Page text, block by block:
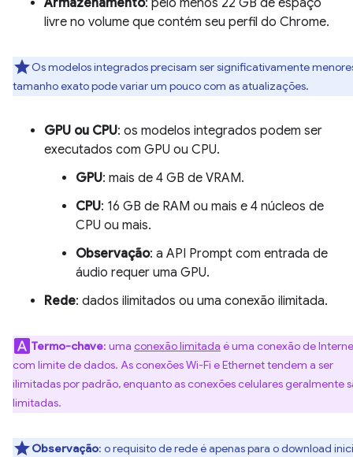
Armazenamento: pelo menos 22 GB de espaço
livre no volume que contém seu perfil do Chrome.
Os modelos integrados precisam ser significativamente
tamanho exato pode variar um pouco com as atualizações.
GPU ou CPU: os modelos integrados podem ser
executados com GPU ou CPU.
GPU: mais de 4 GB de VRAM.
CPU: 16 GB de RAM ou mais e 4 núcleos de
CPU ou mais.
Observação: a API Prompt com entrada de
áudio requer uma GPU.
Rede: dados ilimitados ou uma conexão ilimitada.
Termo-chave: uma conexão limitada é uma conexão de
com limite de dados. As conexões Wi-Fi e Ethernet tendem a ser
ilimitadas por padrão, enquanto as conexões celulares geralmente
limitadas.
Observação: o requisito de rede é apenas para o download